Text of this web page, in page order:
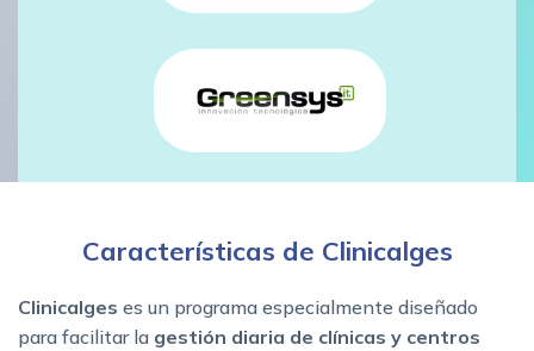
Características de Clinicalges
Clinicalges es un programa especialmente diseñado
para facilitar la gestión diaria de clínicas y centros